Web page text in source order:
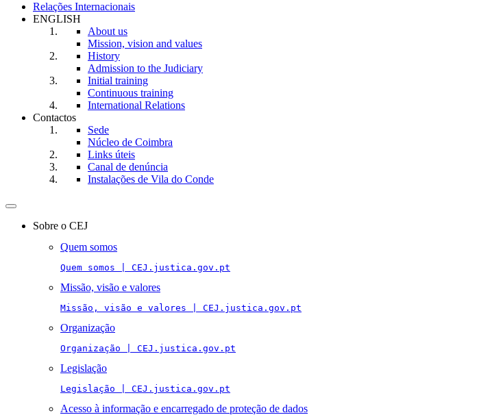
Relações Internacionais
ENGLISH
About us
Mission, vision and values
History
Admission to the Judiciary
Initial training
Continuous training
International Relations
Contactos
Sede
Núcleo de Coimbra
Links úteis
Canal de denúncia
Instalações de Vila do Conde
Toggle
navigationSobre o CEJ
Quem somos
Quem somos | CEJ.justica.gov.pt
Missão, visão e valores
Missão, visão e valores | CEJ.justica.gov.pt
Organização
Organização | CEJ.justica.gov.pt
Legislação
Legislação | CEJ.justica.gov.pt
Acesso à informação e encarregado de proteção de dados